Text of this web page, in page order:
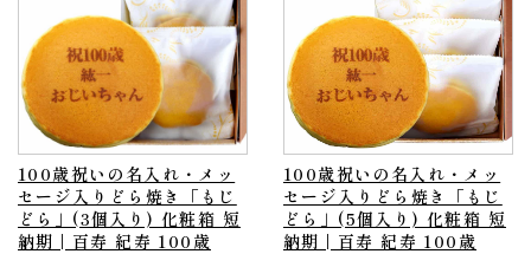
100歳祝いの名入れ・メッ
セージ入りどら焼き「もじ
どら」(3個入り) 化粧箱 短
納期 | 百寿 紀寿 100歳
100歳祝いの名入れ・メッ
セージ入りどら焼き「もじ
どら」(5個入り) 化粧箱 短
納期 | 百寿 紀寿 100歳